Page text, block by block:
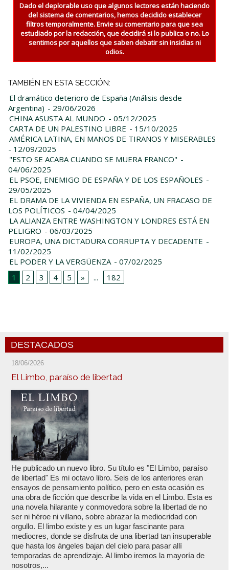
Dado el deplorable uso que algunos lectores están haciendo
del sistema de comentarios, hemos decidido establecer
filtros temporalmente. Envie su comentario para que sea
estudiado por la redacción, que decidirá si lo publica o no. Lo
sentimos por aquellos que saben debatir sin insidias ni
odios.
TAMBIÉN EN ESTA SECCIÓN:
El dramático deterioro de España (Análisis desde
Argentina) - 29/06/2026
CHINA ASUSTA AL MUNDO - 05/12/2025
CARTA DE UN PALESTINO LIBRE - 15/10/2025
AMÉRICA LATINA, EN MANOS DE TIRANOS Y MISERABLES
- 12/09/2025
"ESTO SE ACABA CUANDO SE MUERA FRANCO" -
04/06/2025
EL PSOE, ENEMIGO DE ESPAÑA Y DE LOS ESPAÑOLES -
29/05/2025
EL DRAMA DE LA VIVIENDA EN ESPAÑA, UN FRACASO DE
LOS POLÍTICOS - 04/04/2025
LA ALIANZA ENTRE WASHINGTON Y LONDRES ESTÁ EN
PELIGRO - 06/03/2025
EUROPA, UNA DICTADURA CORRUPTA Y DECADENTE -
11/02/2025
EL PODER Y LA VERGÜENZA - 07/02/2025
1
2 3 4 5 » ... 182
DESTACADOS
18/06/2026
El Limbo, paraíso de libertad
He publicado un nuevo libro. Su título es "El Limbo, paraíso
de libertad" Es mi octavo libro. Seis de los anteriores eran
ensayos de pensamiento político, pero en esta ocasión es
una obra de ficción que describe la vida en el Limbo. Esta es
una novela hilarante y conmovedora sobre la libertad de no
ser ni héroe ni villano, sobre abrazar la mediocridad con
orgullo. El limbo existe y es un lugar fascinante para
mediocres, donde se disfruta de una libertad tan insuperable
que hasta los ángeles bajan del cielo para pasar allí
temporadas de aprendizaje. Al limbo iremos la mayoría de
nosotros,...